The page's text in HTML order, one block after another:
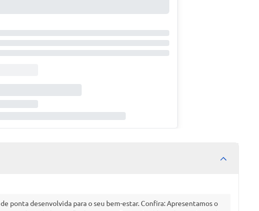
ponta desenvolvida para o seu bem-estar. Confira: Apresentamos o